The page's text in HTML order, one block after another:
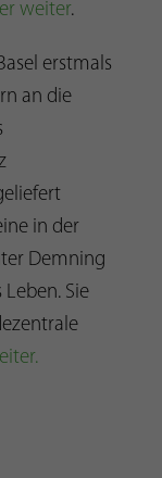
weiter.
erstmals
an die
in der
Demning
Sie